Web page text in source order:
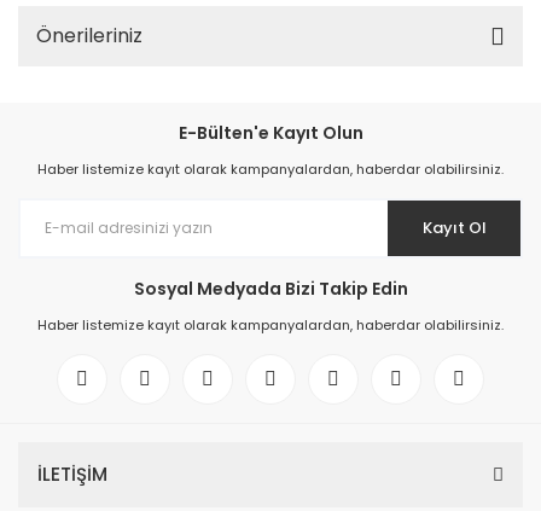
Önerileriniz
E-Bülten'e Kayıt Olun
Haber listemize kayıt olarak kampanyalardan, haberdar olabilirsiniz.
Kayıt Ol
Sosyal Medyada Bizi Takip Edin
Haber listemize kayıt olarak kampanyalardan, haberdar olabilirsiniz.
İLETİŞİM